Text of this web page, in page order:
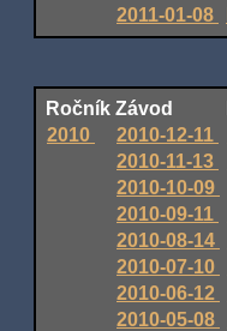
2011-01-08
Ročník Závod
2010
2010-12-11
2010-11-13
2010-10-09
2010-09-11
2010-08-14
2010-07-10
2010-06-12
2010-05-08